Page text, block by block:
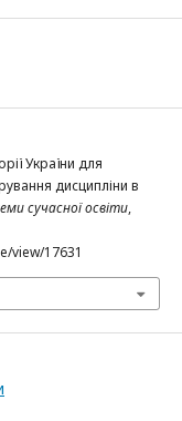
України для
дисципліни в
сучасної освіти,
view/17631